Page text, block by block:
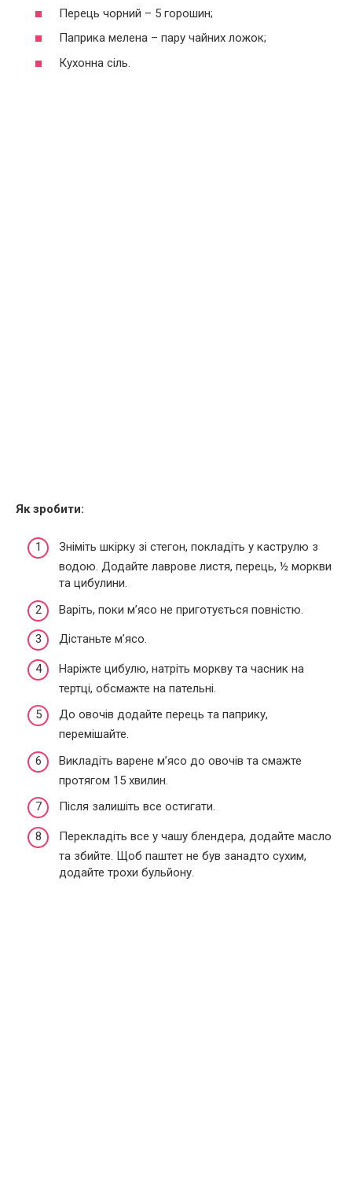
Перець чорний – 5 горошин;
Паприка мелена – пару чайних ложок;
Кухонна сіль.
Як зробити:
Зніміть шкірку зі стегон, покладіть у каструлю з
водою. Додайте лаврове листя, перець, ½ моркви
та цибулини.
Варіть, поки м’ясо не приготується повністю.
Дістаньте м’ясо.
Наріжте цибулю, натріть моркву та часник на
тертці, обсмажте на пательні.
До овочів додайте перець та паприку,
перемішайте.
Викладіть варене м’ясо до овочів та смажте
протягом 15 хвилин.
Після залишіть все остигати.
Перекладіть все у чашу блендера, додайте масло
та збийте. Щоб паштет не був занадто сухим,
додайте трохи бульйону.